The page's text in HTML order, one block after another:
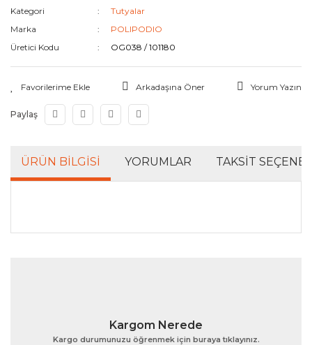
Kategori
Tutyalar
Marka
POLIPODIO
Üretici Kodu
OG038 / 101180
Arkadaşına Öner Yorum Yazın
Paylaş
ÜRÜN BILGISI YORUMLAR TAKSIT
Bu ürünün fiyat bilgisi, resim, ürün açıklamalarında ve
Ürün açıklamasında eksik bilgiler bulunuyor.
Kargom Nerede
Kargo durumunuzu öğrenmek için buraya tıklayınız.